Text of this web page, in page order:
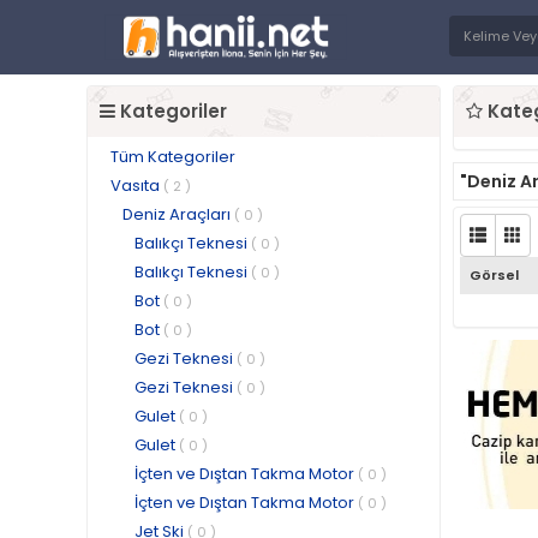
Kategoriler
Tüm Kategoriler
Vasıta ( 2 )
Deniz Araçları ( 0 )
Balıkçı Teknesi ( 0 )
Balıkçı Teknesi ( 0 )
Bot ( 0 )
Bot ( 0 )
Gezi Teknesi ( 0 )
Gezi Teknesi ( 0 )
Gulet ( 0 )
Gulet ( 0 )
İçten ve Dıştan Takma Motor ( 0 )
İçten ve Dıştan Takma Motor ( 0 )
Jet Ski ( 0 )
"Deniz
Görsel